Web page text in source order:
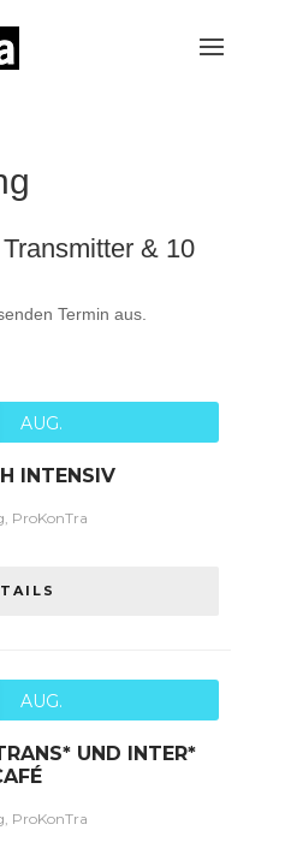
& 10
Termin aus.
AUG.
INTENSIV
ProKonTra
AUG.
UND INTER*
ProKonTra